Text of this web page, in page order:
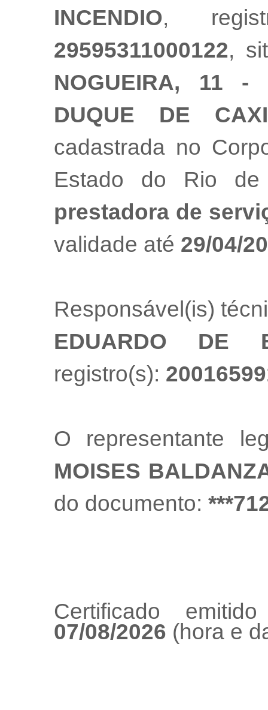
INCENDIO,
29595311000122,
NOGUEIRA, 11 -
DUQUE DE
cadastrada no
Estado do Rio
prestadora de
validade até 29/04/
Responsável(is)
EDUARDO DE
registro(s):
O representante
MOISES
do documento:
Certificado
07/08/2026 (hora e